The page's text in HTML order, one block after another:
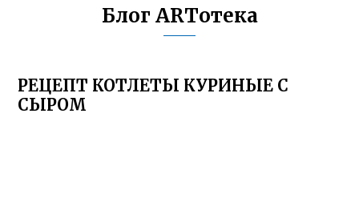
Блог ARTотека
РЕЦЕПТ КОТЛЕТЫ КУРИНЫЕ С
СЫРОМ